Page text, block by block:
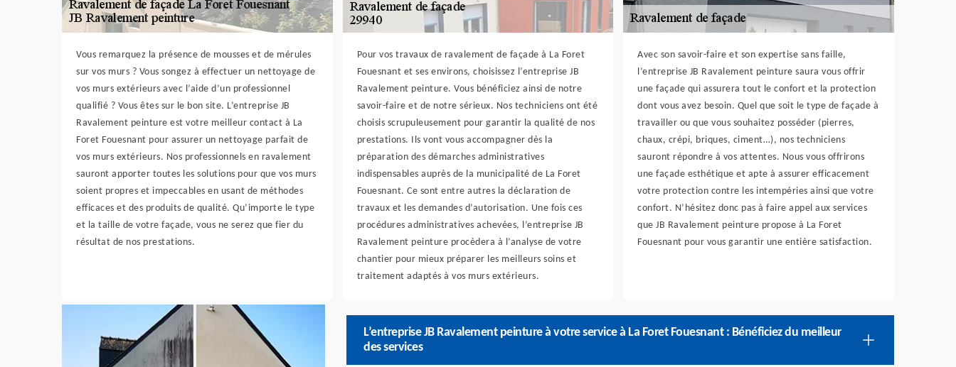
Vous remarquez la présence de mousses et de mérules
sur vos murs ? Vous songez à effectuer un nettoyage de
vos murs extérieurs avec l’aide d’un professionnel
qualifié ? Vous êtes sur le bon site. L’entreprise JB
Ravalement peinture est votre meilleur contact à La
Foret Fouesnant pour assurer un nettoyage parfait de
vos murs extérieurs. Nos professionnels en ravalement
sauront apporter toutes les solutions pour que vos murs
soient propres et impeccables en usant de méthodes
efficaces et des produits de qualité. Qu’importe le type
et la taille de votre façade, vous ne serez que fier du
résultat de nos prestations.
Pour vos travaux de ravalement de façade à La Foret
Fouesnant et ses environs, choisissez l’entreprise JB
Ravalement peinture. Vous bénéficiez ainsi de notre
savoir-faire et de notre sérieux. Nos techniciens ont été
choisis scrupuleusement pour garantir la qualité de nos
prestations. Ils vont vous accompagner dès la
préparation des démarches administratives
indispensables auprès de la municipalité de La Foret
Fouesnant. Ce sont entre autres la déclaration de
travaux et les demandes d’autorisation. Une fois ces
procédures administratives achevées, l’entreprise JB
Ravalement peinture procèdera à l’analyse de votre
chantier pour mieux préparer les meilleurs soins et
traitement adaptés à vos murs extérieurs.
Avec son savoir-faire et son expertise sans faille,
l’entreprise JB Ravalement peinture saura vous offrir
une façade qui assurera tout le confort et la protection
dont vous avez besoin. Quel que soit le type de façade à
travailler ou que vous souhaitez posséder (pierres,
chaux, crépi, briques, ciment…), nos techniciens
sauront répondre à vos attentes. Nous vous offrirons
une façade esthétique et apte à assurer efficacement
votre protection contre les intempéries ainsi que votre
confort. N’hésitez donc pas à faire appel aux services
que JB Ravalement peinture propose à La Foret
Fouesnant pour vous garantir une entière satisfaction.
L’entreprise JB Ravalement peinture à votre service à La Foret Fouesnant : Bénéficiez du meilleur
des services